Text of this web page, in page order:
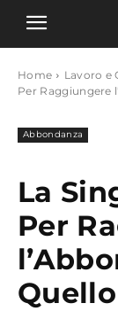
Home Lavoro e
Per Raggiungere
Abbondanza
La
Per